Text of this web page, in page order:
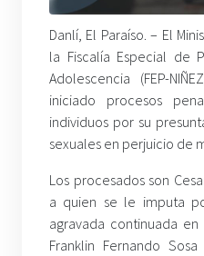
Danlí, El Paraíso. – El
la Fiscalía Especial de
Adolescencia (FEP-
iniciado procesos
individuos por su
sexuales en perjuicio de
Los procesados son
a quien se le imputa
agravada continuada
Franklin Fernando